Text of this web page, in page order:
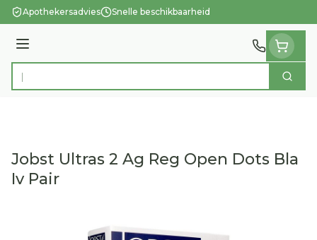
Ga naar de inhoud
Apothekersadvies Snelle beschikbaarheid
Menu
Product, merk, categorie... Zoek
Jobst Ultras 2 Ag Reg Open Dots Bla
Iv Pair